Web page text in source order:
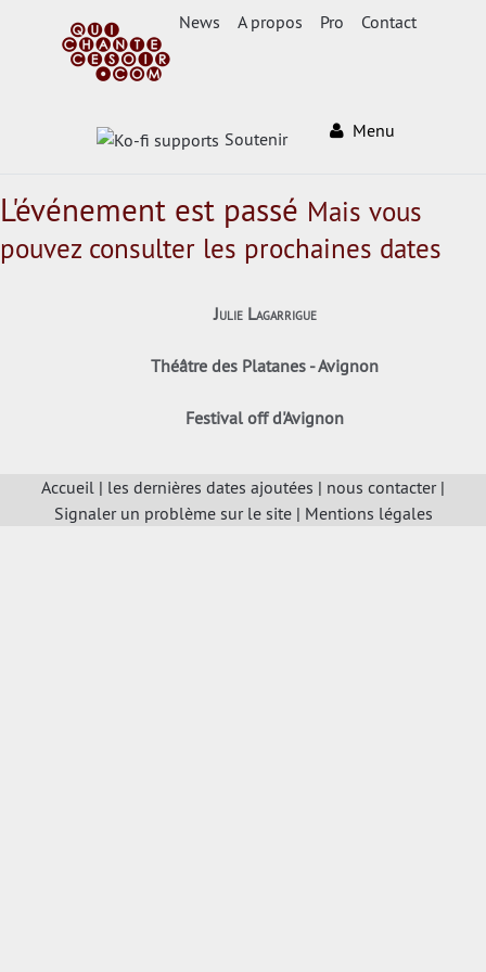
News A propos Pro Contact
Soutenir Menu
L'événement est passé Mais vous
pouvez consulter les prochaines dates
Julie Lagarrigue
Théâtre des Platanes - Avignon
Festival off d'Avignon
Accueil | les dernières dates ajoutées | nous contacter|
Signaler un problème sur le site| Mentions légales